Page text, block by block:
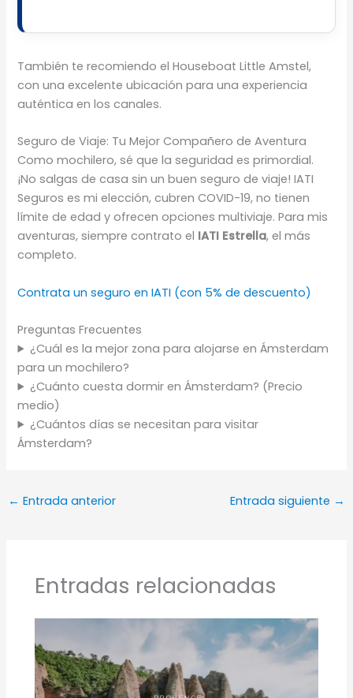
También te recomiendo el Houseboat Little Amstel,
con una excelente ubicación para una experiencia
auténtica en los canales.
Seguro de Viaje: Tu Mejor Compañero de Aventura
Como mochilero, sé que la seguridad es primordial.
¡No salgas de casa sin un buen seguro de viaje! IATI
Seguros es mi elección, cubren COVID-19, no tienen
límite de edad y ofrecen opciones multiviaje. Para mis
aventuras, siempre contrato el IATI Estrella, el más
completo.
Contrata un seguro en IATI (con 5% de descuento)
Preguntas Frecuentes
¿Cuál es la mejor zona para alojarse en Ámsterdam
para un mochilero?
¿Cuánto cuesta dormir en Ámsterdam? (Precio
medio)
¿Cuántos días se necesitan para visitar
Ámsterdam?
← Entrada anterior Entrada siguiente →
Entradas relacionadas